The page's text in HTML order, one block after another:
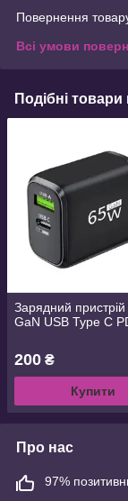
Повернення
Всі умови
Подібні товари
Зарядний
GaN USB Type C
200 ₴
Купити
Про нас
97%